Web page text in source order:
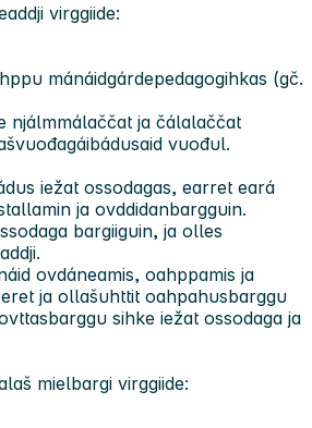
virggiide:
mánáidgárdepedagogihkas (gč.
njálmmálaččat ja čálalaččat
vuođul.
iežat ossodagas, earret eará
ja ovddidanbargguin.
bargiiguin, ja olles
ovdáneamis, oahppamis ja
ja ollašuhttit oahpahusbarggu
sihke iežat ossodaga ja
mielbargi virggiide: